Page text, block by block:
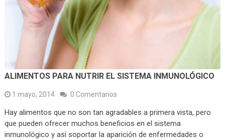
ALIMENTOS PARA NUTRIR EL SISTEMA INMUNOLÓGICO
1 mayo, 2014 0 Comentarios
Hay alimentos que no son tan agradables a primera vista, pero
que pueden ofrecer muchos beneficios en el sistema
inmunológico y así soportar la aparición de enfermedades o